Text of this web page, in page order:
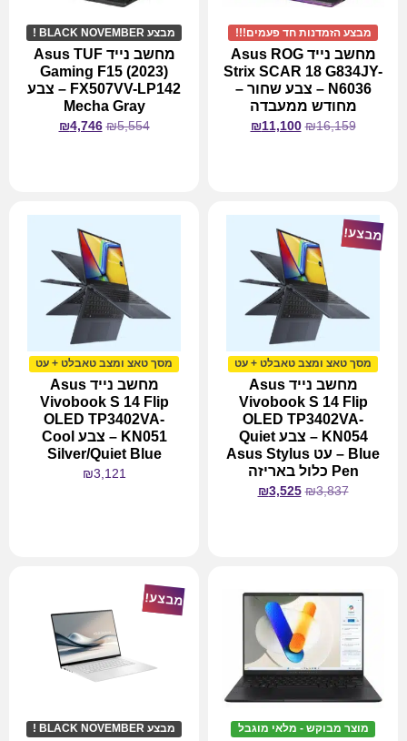
מבצע הזמדנות חד פעמים!!!
מחשב נייד Asus ROG
Strix SCAR 18 G834JY-
N6036 – צבע שחור –
מחודש ממעבדה
₪16,159
₪11,100
מבצע BLACK NOVEMBER !
מחשב נייד Asus TUF
Gaming F15 (2023)
FX507VV-LP142 – צבע
Mecha Gray
₪5,554
₪4,746
מבצע!
מסך טאצ ומצב טאבלט + עט
מחשב נייד Asus
Vivobook S 14 Flip
OLED TP3402VA-
KN054 – צבע Quiet
Blue – עט Asus Stylus
Pen כלול באריזה
₪3,837
₪3,525
מסך טאצ ומצב טאבלט + עט
מחשב נייד Asus
Vivobook S 14 Flip
OLED TP3402VA-
KN051 – צבע Cool
Silver/Quiet Blue
₪3,121
מוצר מבוקש - מלאי מוגבל
מבצע!
מבצע BLACK NOVEMBER !